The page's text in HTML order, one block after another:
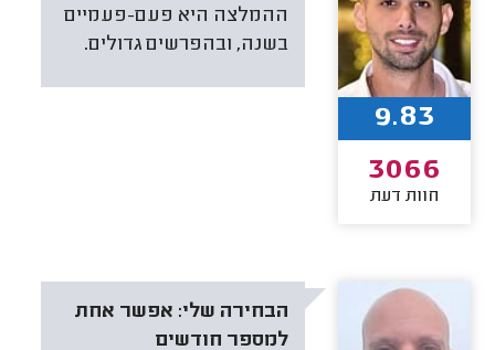
ההמלצה היא פעם-פעמיים
בשנה, ובהפרשים גדולים.
9.83
3066
חוות דעת
הבחירה שלי: אפשר אחת
למספר חודשים